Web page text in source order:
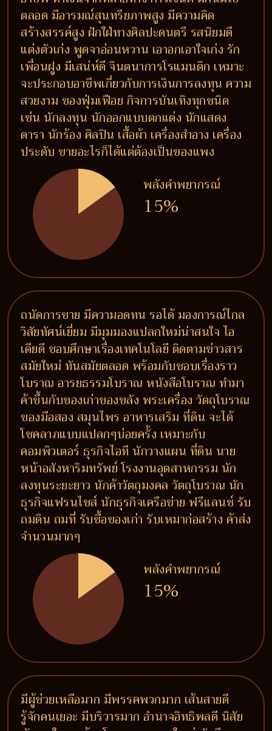
ตลอด มีอารมณ์สุนทรียภาพสูง มีความคิด
สร้างสรรค์สูง ฝักใฝ่ทางศิลปะดนตรี รสนิยมดี
แต่งตัวเก่ง พูดจาอ่อนหวาน เอาอกเอาใจเก่ง รัก
เพื่อนฝูง มีเสน่ห์ดี จินตนาการโรแมนติก เหมาะ
จะประกอบอาชีพเกี่ยวกับการเงินการลงทุน ความ
สวยงาม ของฟุ่มเฟือย กิจการบันเทิงทุกชนิด
เช่น นักลงทุน นักออกแบบตกแต่ง นักแสดง
ดารา นักร้อง ศิลปิน เสื้อผ้า เครื่องสำอาง เครื่อง
ประดับ ขายอะไรก็ได้แต่ต้องเป็นของแพง
พลังคำพยากรณ์
15%
ถนัดการขาย มีความอดทน รอได้ มองการณ์ไกล
วิสัยทัศน์เยี่ยม มีมุมมองแปลกใหม่น่าสนใจ ไอ
เดียดี ชอบศึกษาเรื่องเทคโนโลยี ติดตามข่าวสาร
สมัยใหม่ ทันสมัยตลอด พร้อมกับชอบเรื่องราว
โบราณ อารยธรรมโบราณ หนังสือโบราณ ทำมา
ค้าขึ้นกับของเก่าของขลัง พระเครื่อง วัตถุโบราณ
ของมือสอง สมุนไพร อาหารเสริม ที่ดิน จะได้
โชคลาภแบบแปลกๆบ่อยครั้ง เหมาะกับ
คอมพิวเตอร์ ธุรกิจไอที นักวางแผน ที่ดิน นาย
หน้าอสังหาริมทรัพย์ โรงงานอุตสาหกรรม นัก
ลงทุนระยะยาว นักค้าวัตถุมงคล วัตถุโบราณ นัก
ธุรกิจแฟรนไชส์ นักธุรกิจเครือข่าย ฟรีแลนซ์ รับ
ถมดิน ถมที่ รับซื้อของเก่า รับเหมาก่อสร้าง ค้าส่ง
จำนวนมากๆ
พลังคำพยากรณ์
15%
มีผู้ช่วยเหลือมาก มีพรรคพวกมาก เส้นสายดี
รู้จักคนเยอะ มีบริวารมาก อำนาจอิทธิพลดี นิสัย